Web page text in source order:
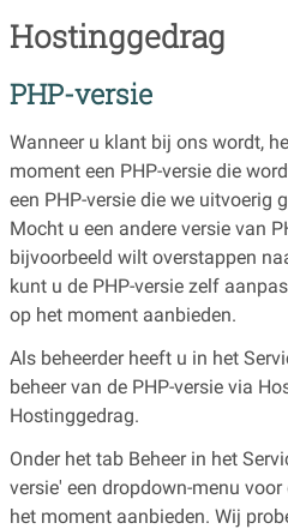
Hostinggedrag
PHP-versie
Wanneer u klant bij ons wordt,
moment een PHP-versie die
een PHP-versie die we uitvoerig
Mocht u een andere versie van
bijvoorbeeld wilt overstappen
kunt u de PHP-versie zelf
op het moment aanbieden.
Als beheerder heeft u in het
beheer van de PHP-versie via
Hostinggedrag.
Onder het tab Beheer in het
versie' een dropdown-menu
het moment aanbieden. Wij